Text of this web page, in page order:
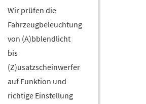
Wir prüfen die
Fahrzeugbeleuchtung
von (A)bblendlicht
bis
(Z)usatzscheinwerfer
auf Funktion und
richtige Einstellung